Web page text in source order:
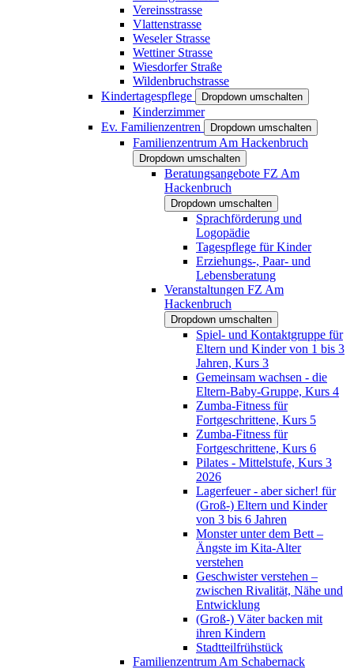
Vereinsstrasse
Vlattenstrasse
Weseler Strasse
Wettiner Strasse
Wiesdorfer Straße
Wildenbruchstrasse
Kindertagespflege
Dropdown umschalten
Kinderzimmer
Ev. Familienzentren
Dropdown umschalten
Familienzentrum Am Hackenbruch
Dropdown umschalten
Beratungsangebote FZ Am
Hackenbruch
Dropdown umschalten
Sprachförderung und
Logopädie
Tagespflege für Kinder
Erziehungs-, Paar- und
Lebensberatung
Veranstaltungen FZ Am
Hackenbruch
Dropdown umschalten
Spiel- und Kontaktgruppe für
Eltern und Kinder von 1 bis 3
Jahren, Kurs 3
Gemeinsam wachsen - die
Eltern-Baby-Gruppe, Kurs 4
Zumba-Fitness für
Fortgeschrittene, Kurs 5
Zumba-Fitness für
Fortgeschrittene, Kurs 6
Pilates - Mittelstufe, Kurs 3
2026
Lagerfeuer - aber sicher! für
(Groß-) Eltern und Kinder
von 3 bis 6 Jahren
Monster unter dem Bett –
Ängste im Kita-Alter
verstehen
Geschwister verstehen –
zwischen Rivalität, Nähe und
Entwicklung
(Groß-) Väter backen mit
ihren Kindern
Stadtteilfrühstück
Familienzentrum Am Schabernack